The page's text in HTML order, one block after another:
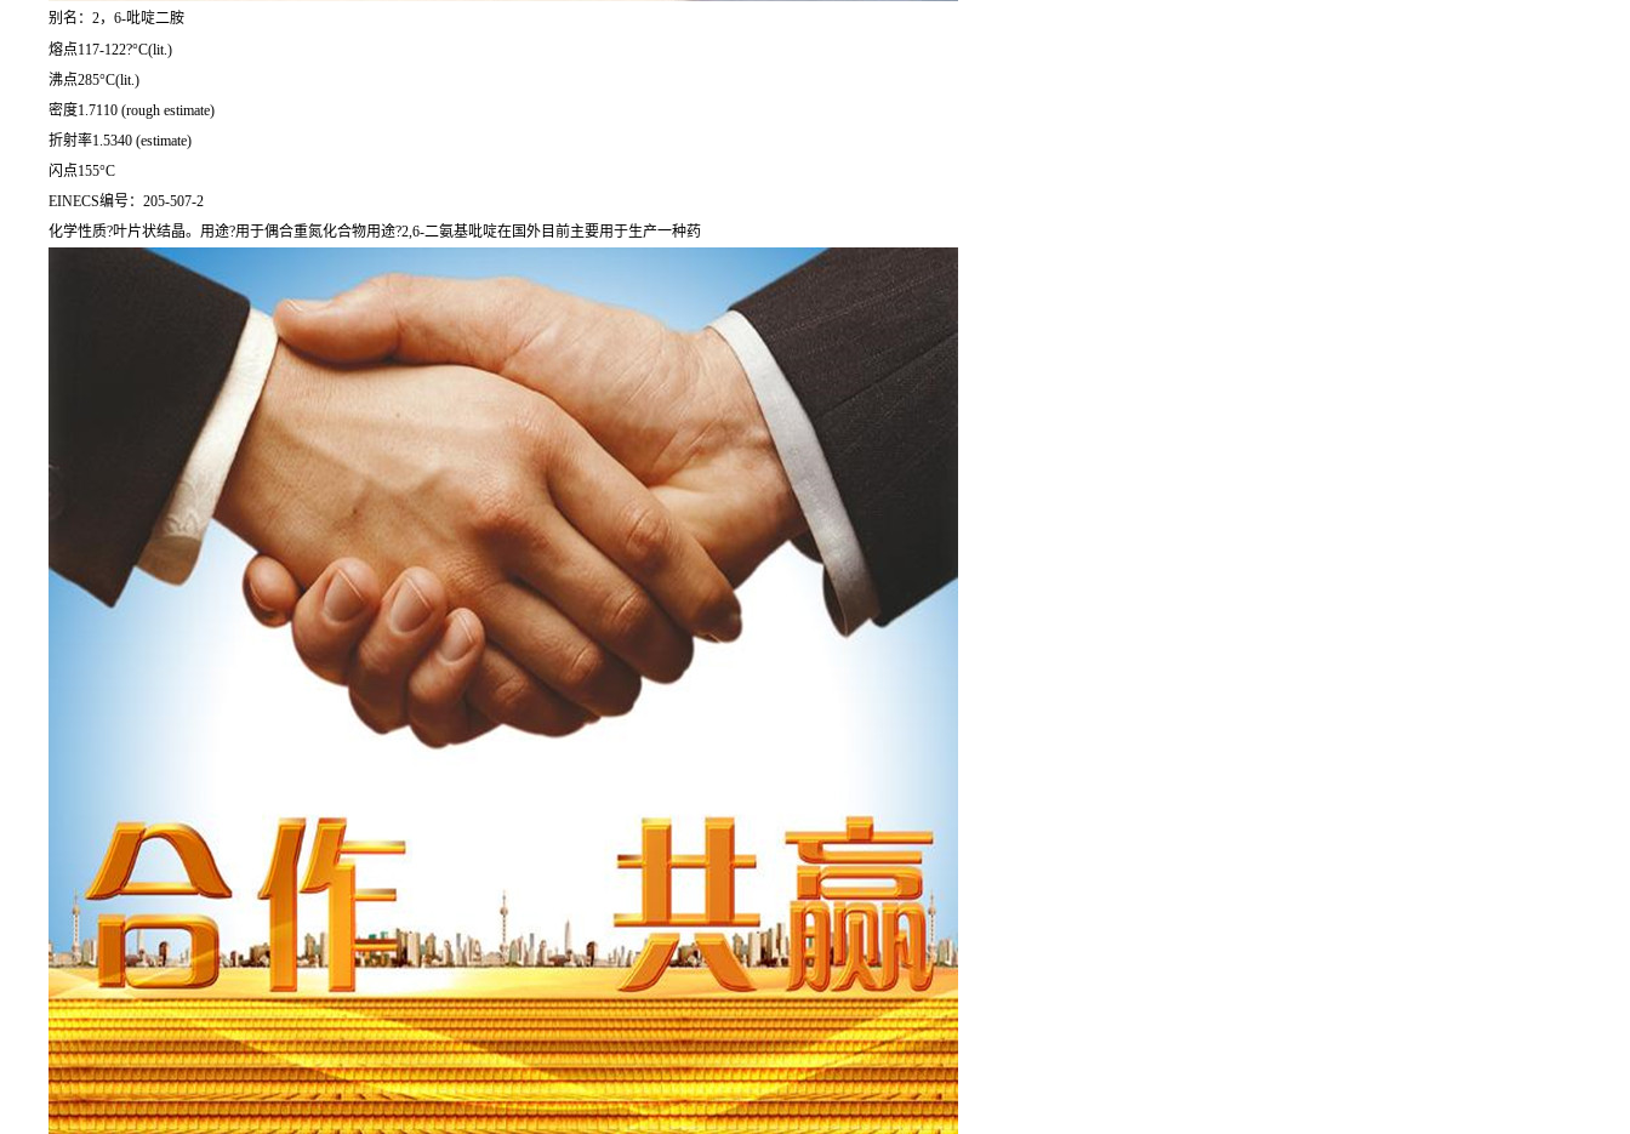
别名：2，6-吡啶二胺
熔点117-122?°C(lit.)
沸点285°C(lit.)
密度1.7110 (rough estimate)
折射率1.5340 (estimate)
闪点155°C
EINECS编号：205-507-2
化学性质?叶片状结晶。用途?用于偶合重氮化合物用途?2,6-二氨基吡啶在国外目前主要用于生产一种药